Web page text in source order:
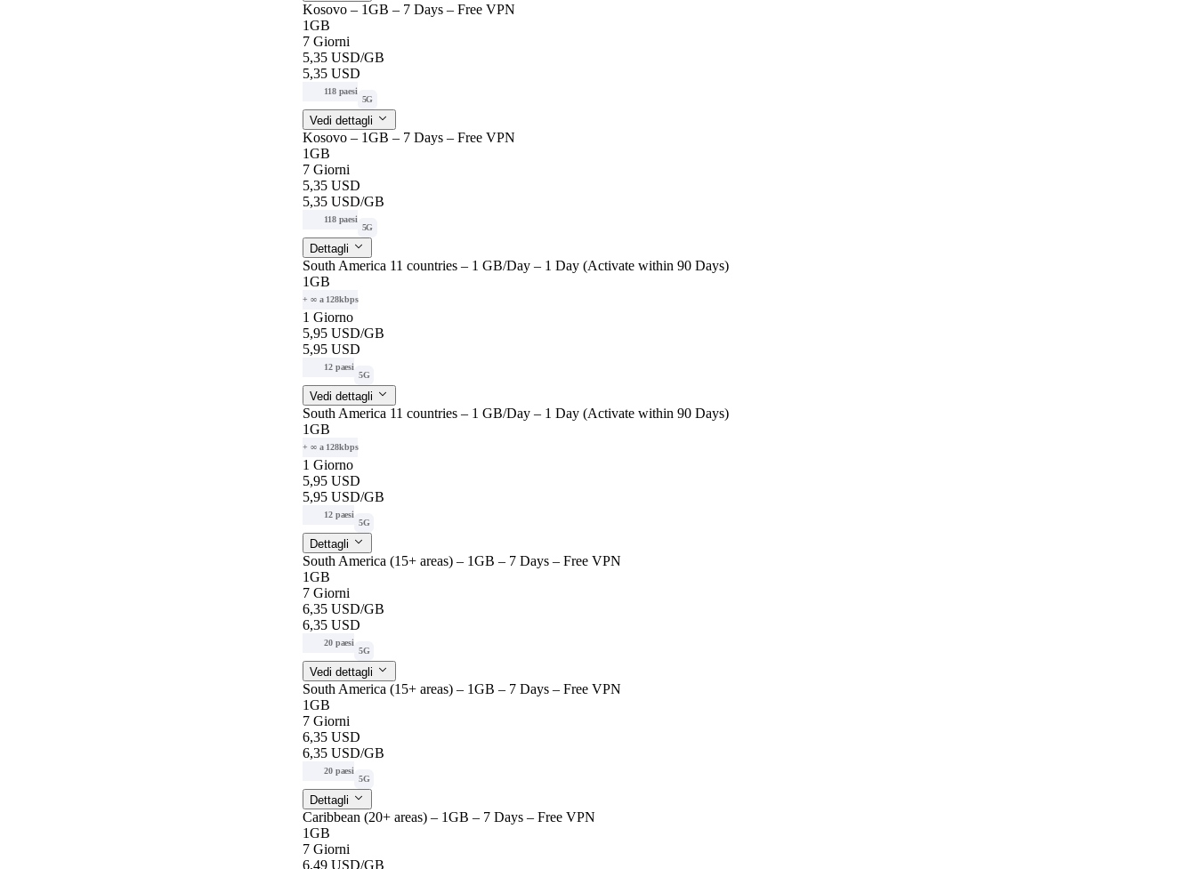
Kosovo – 1GB – 7 Days – Free VPN
1GB
7 Giorni
5,35 USD/GB
5,35 USD
118 paesi
5G
Vedi dettagli
Kosovo – 1GB – 7 Days – Free VPN
1GB
7 Giorni
5,35 USD
5,35 USD/GB
118 paesi
5G
Dettagli
South America 11 countries – 1 GB/Day – 1 Day (Activate within 90 Days)
1GB
+ ∞ a 128kbps
1 Giorno
5,95 USD/GB
5,95 USD
12 paesi
5G
Vedi dettagli
South America 11 countries – 1 GB/Day – 1 Day (Activate within 90 Days)
1GB
+ ∞ a 128kbps
1 Giorno
5,95 USD
5,95 USD/GB
12 paesi
5G
Dettagli
South America (15+ areas) – 1GB – 7 Days – Free VPN
1GB
7 Giorni
6,35 USD/GB
6,35 USD
20 paesi
5G
Vedi dettagli
South America (15+ areas) – 1GB – 7 Days – Free VPN
1GB
7 Giorni
6,35 USD
6,35 USD/GB
20 paesi
5G
Dettagli
Caribbean (20+ areas) – 1GB – 7 Days – Free VPN
1GB
7 Giorni
6,49 USD/GB